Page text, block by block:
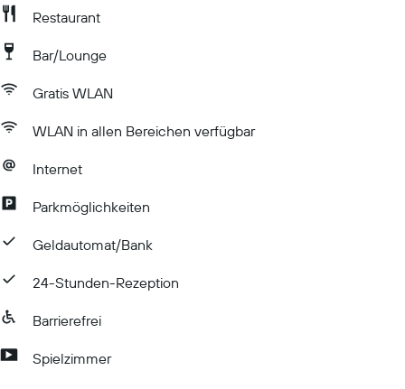
Restaurant
Bar/Lounge
Gratis WLAN
WLAN in allen Bereichen verfügbar
Internet
Parkmöglichkeiten
Geldautomat/Bank
24-Stunden-Rezeption
Barrierefrei
Spielzimmer